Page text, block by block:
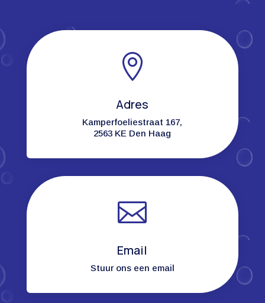

Adres
Kamperfoeliestraat 167,
2563 KE Den Haag

Email
Stuur ons een email